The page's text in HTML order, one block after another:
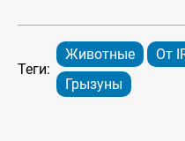
Теги:
Животные От
Грызуны